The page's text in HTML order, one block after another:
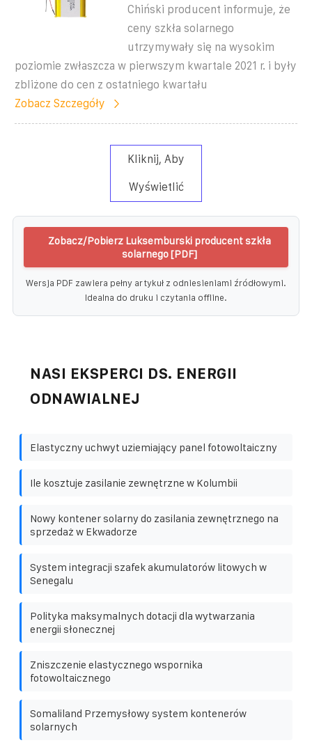
Chiński producent informuje, że
ceny szkła solarnego
utrzymywały się na wysokim
poziomie zwłaszcza w pierwszym kwartale 2021 r. i były
zbliżone do cen z ostatniego kwartału
Zobacz Szczegóły
Kliknij, Aby
Wyświetlić
Zobacz/Pobierz Luksemburski producent szkła
solarnego [PDF]
Wersja PDF zawiera pełny artykuł z odniesieniami źródłowymi.
Idealna do druku i czytania offline.
NASI EKSPERCI DS. ENERGII
ODNAWIALNEJ
Elastyczny uchwyt uziemiający panel fotowoltaiczny
Ile kosztuje zasilanie zewnętrzne w Kolumbii
Nowy kontener solarny do zasilania zewnętrznego na
sprzedaż w Ekwadorze
System integracji szafek akumulatorów litowych w
Senegalu
Polityka maksymalnych dotacji dla wytwarzania
energii słonecznej
Zniszczenie elastycznego wspornika
fotowoltaicznego
Somaliland Przemysłowy system kontenerów
solarnych